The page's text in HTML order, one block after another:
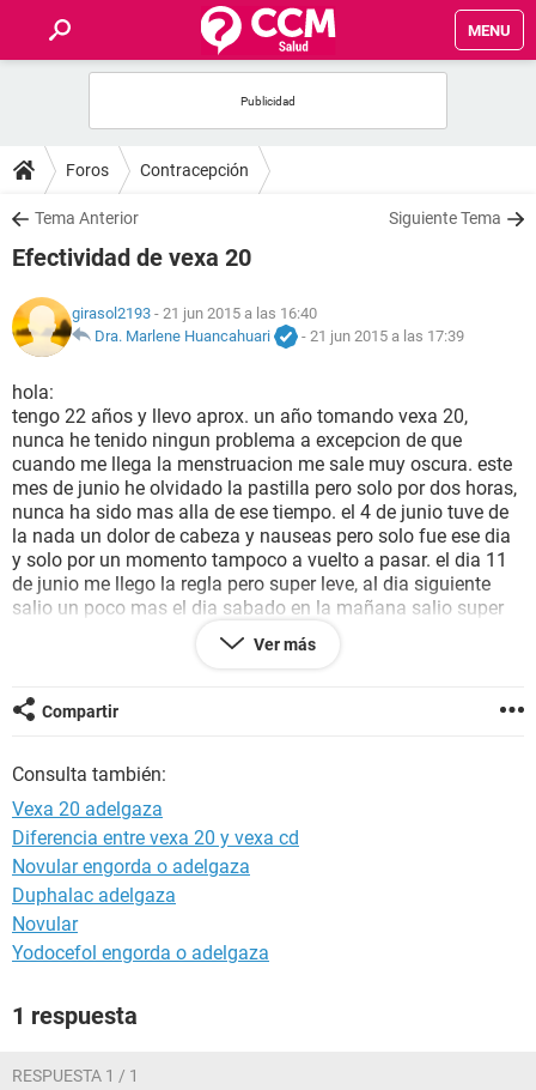
MENU
FOROS
SALUD
NUTRICIÓN
BIENESTAR
SEXUALIDAD
GLOSARIO
Foros Contracepción
Tema Anterior Siguiente Tema
Efectividad de vexa 20
girasol2193 - 21 jun 2015 a las 16:40
Dra. Marlene Huancahuari
- 21 jun 2015 a las 17:39
hola:
tengo 22 años y llevo aprox. un año tomando vexa 20,
nunca he tenido ningun problema a excepcion de que
cuando me llega la menstruacion me sale muy oscura. este
mes de junio he olvidado la pastilla pero solo por dos horas,
nunca ha sido mas alla de ese tiempo. el 4 de junio tuve de
la nada un dolor de cabeza y nauseas pero solo fue ese dia
y solo por un momento tampoco a vuelto a pasar. el dia 11
de junio me llego la regla pero super leve, al dia siguiente
salio un poco mas el dia sabado en la mañana salio super
clara la menstruacion y salio durante el dia super poco y el
dia lunes que era el penultimo dia no salio nada de nada y el
posibilidad de estar embarazada? dado a que no me he
realizado ningun test ni examen para saber si estare
Ver más
Compartir
Consulta también:
Vexa 20 adelgaza
Diferencia entre vexa 20 y vexa cd
Novular engorda o adelgaza
Duphalac adelgaza
Novular
Yodocefol engorda o adelgaza
1 respuesta
RESPUESTA 1 / 1